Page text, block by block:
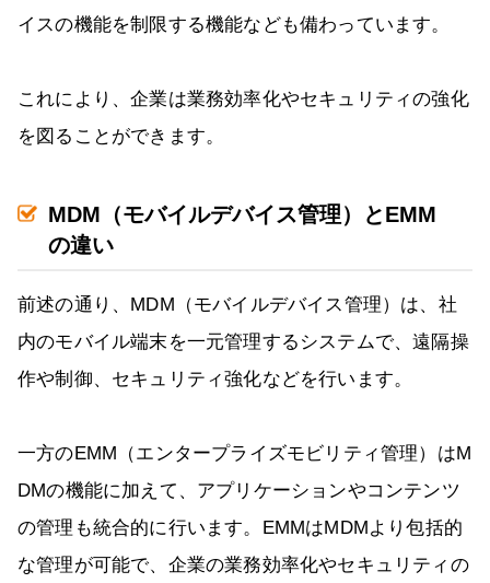
イスの機能を制限する機能なども備わっています。
これにより、企業は業務効率化やセキュリティの強化
を図ることができます。
MDM（モバイルデバイス管理）とEMM
の違い
前述の通り、MDM（モバイルデバイス管理）は、社
内のモバイル端末を一元管理するシステムで、遠隔操
作や制御、セキュリティ強化などを行います。
一方のEMM（エンタープライズモビリティ管理）はM
DMの機能に加えて、アプリケーションやコンテンツ
の管理も統合的に行います。EMMはMDMより包括的
な管理が可能で、企業の業務効率化やセキュリティの